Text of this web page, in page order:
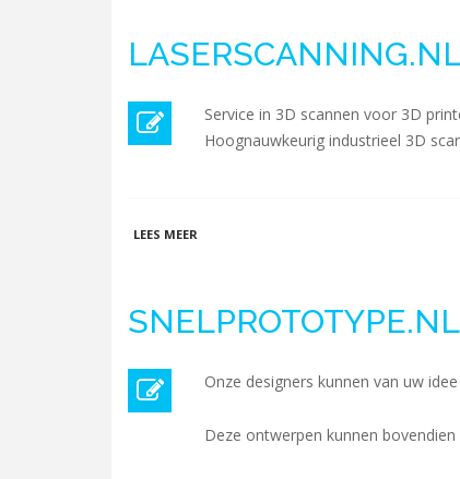
Service in 3D scannen voor 3D
Hoognauwkeurig industrieel 3D
LEES MEER
SNELPROTOTYPE.NL
Onze designers kunnen van uw
Deze ontwerpen kunnen